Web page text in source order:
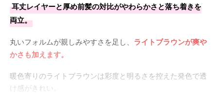
耳丈レイヤーと厚め前髪の対比がやわらかさと落ち着きを
両立。
丸いフォルムが親しみやすさを足し、 ライトブラウンが爽や
かさも加えます。
暖色寄りのライトブラウンは彩度と明るさを控えた発色で透
け感がきれい。